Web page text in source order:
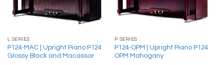
L SERIES
P124-MAC | Upright Piano P124
Glossy Black and Macassar
P SERIES
P124-OPM | Upright Piano P124
OPM Mahogany